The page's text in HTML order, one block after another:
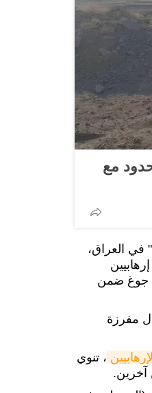
مع
في العراق،
اليوم، رصد تحرك، من خلال جهد استخباري، لمجموعة مكونة من 5 إرهابيين
جوغ ضمن
مفرزة
الإرهابيين ، تنوي